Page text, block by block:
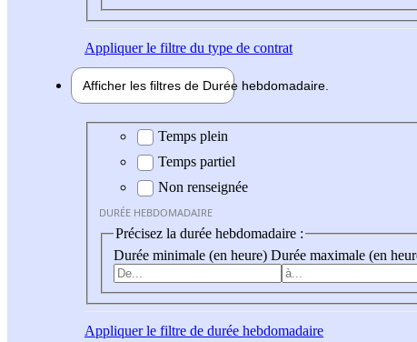
Appliquerle filtre du type de contrat
Afficher les filtres de Durée hebdomadaire
Durée hebdomadaire
Temps plein
Temps partiel
Non renseignée
DURÉE HEBDOMADAIRE
Précisez la durée hebdomadaire :
Durée minimale (en heure) Durée maximale (en
Appliquerle filtre de durée hebdomadaire